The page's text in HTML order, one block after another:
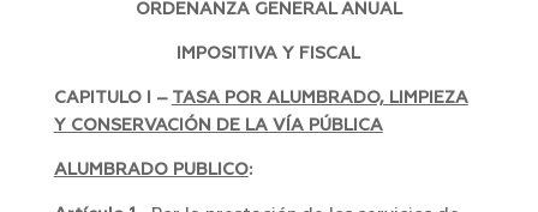
ORDENANZA GENERAL ANUAL
IMPOSITIVA Y FISCAL
CAPITULO I – TASA POR ALUMBRADO, LIMPIEZA
Y CONSERVACIÓN DE LA VÍA PÚBLICA
ALUMBRADO PUBLICO: